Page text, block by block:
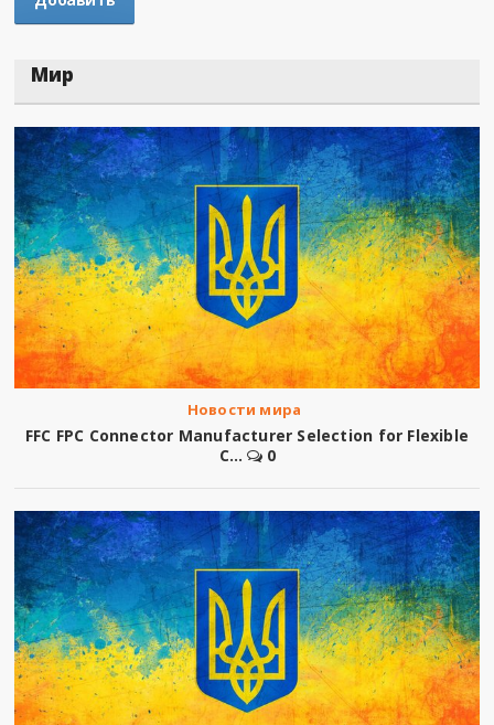
Мир
Новости мира
FFC FPC Connector Manufacturer Selection for Flexible
C...
0